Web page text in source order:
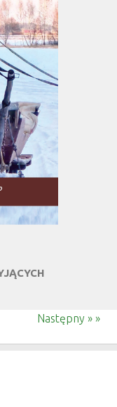
Następny » »